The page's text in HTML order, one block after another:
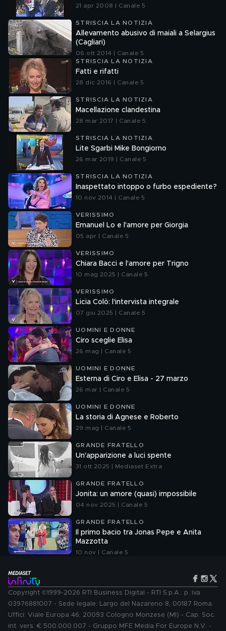
21 apr 2008 | Canale 5
STRISCIA LA NOTIZIA
Allevamento abusivo di maiali a Selargius
(Cagliari)
06 ott 2014 | Canale 5
STRISCIA LA NOTIZIA
Fatti e rifatti
28 dic 2016 | Canale 5
STRISCIA LA NOTIZIA
Macellazione clandestina
28 mar 2017 | Canale 5
STRISCIA LA NOTIZIA
Lite Sgarbi Mike Bongiorno
26 mar 2019 | Canale 5
STRISCIA LA NOTIZIA
Inaspettato intoppo o furbo espediente?
10 nov 2014 | Canale 5
VERISSIMO
Emanuel Lo e l'amore per Giorgia
05 apr | Canale 5
VERISSIMO
Chiara Bacci e l'amore per Trigno
10 mag 2025 | Canale 5
VERISSIMO
Licia Colò: l'intervista integrale
07 giu 2025 | Canale 5
UOMINI E DONNE
Ciro sceglie Elisa
26 mag | Canale 5
UOMINI E DONNE
Esterna di Ciro e Elisa - 27 marzo
26 mar | Canale 5
UOMINI E DONNE
La storia di Agnese e Roberto
29 mag | Canale 5
GRANDE FRATELLO
Un'apparizione a luci spente
31 ott 2025 | Mediaset Extra
GRANDE FRATELLO
Jonita: un amore (quasi) impossibile
04 nov 2025 | Canale 5
GRANDE FRATELLO
Il primo bacio tra Jonas Pepe e Anita
Mazzotta
10 nov | Canale 5
Copyright ©1999-2026 RTI Business Digital - RTI S.p.A.: p. iva
03976881007 - Sede legale: Largo del Nazareno 8, 00187 Roma.
Uffici: Viale Europa 46, 20093 Cologno Monzese (MI) - Cap. Soc.
int. vers. € 500.000.007 - Gruppo MFE Media For Europe N.V. -